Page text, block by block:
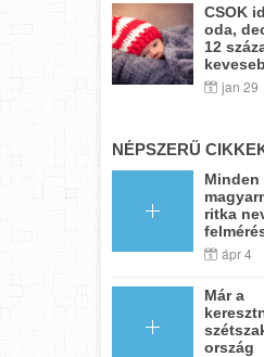
CSOK
oda,
12
jan 29
NÉPSZERŰ
ritka
ápr 4
Már a
ország